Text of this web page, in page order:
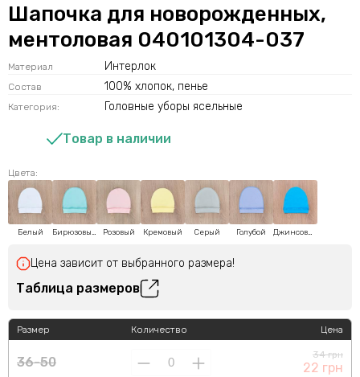
Шапочка для новорожденных,
ментоловая 040101304-037
Материал Интерлок
Состав 100% хлопок, пенье
Категория: Головные уборы ясельные
Товар в наличии
Цвета:
Белый Бирюзовый Розовый Кремовый Серый Голубой Джинсовый
Цена зависит от выбранного размера!
Таблица размеров
Размер
36-50
Количество Цена
34 грн
22 грн